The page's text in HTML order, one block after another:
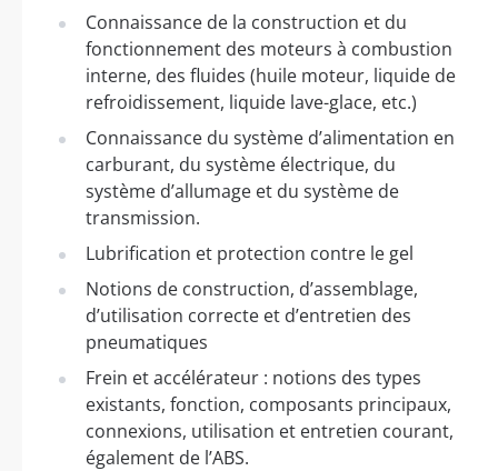
Connaissance de la construction et du
fonctionnement des moteurs à combustion
interne, des fluides (huile moteur, liquide de
refroidissement, liquide lave-glace, etc.)
Connaissance du système d’alimentation en
carburant, du système électrique, du
système d’allumage et du système de
transmission.
Lubrification et protection contre le gel
Notions de construction, d’assemblage,
d’utilisation correcte et d’entretien des
pneumatiques
Frein et accélérateur : notions des types
existants, fonction, composants principaux,
connexions, utilisation et entretien courant,
également de l’ABS.